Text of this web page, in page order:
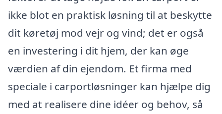
ikke blot en praktisk løsning til at beskytte
dit køretøj mod vejr og vind; det er også
en investering i dit hjem, der kan øge
værdien af din ejendom. Et firma med
speciale i carportløsninger kan hjælpe dig
med at realisere dine idéer og behov, så